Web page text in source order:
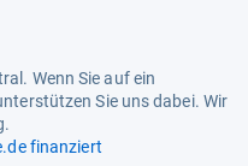
Wenn Sie auf ein
Sie uns dabei. Wir
finanziert